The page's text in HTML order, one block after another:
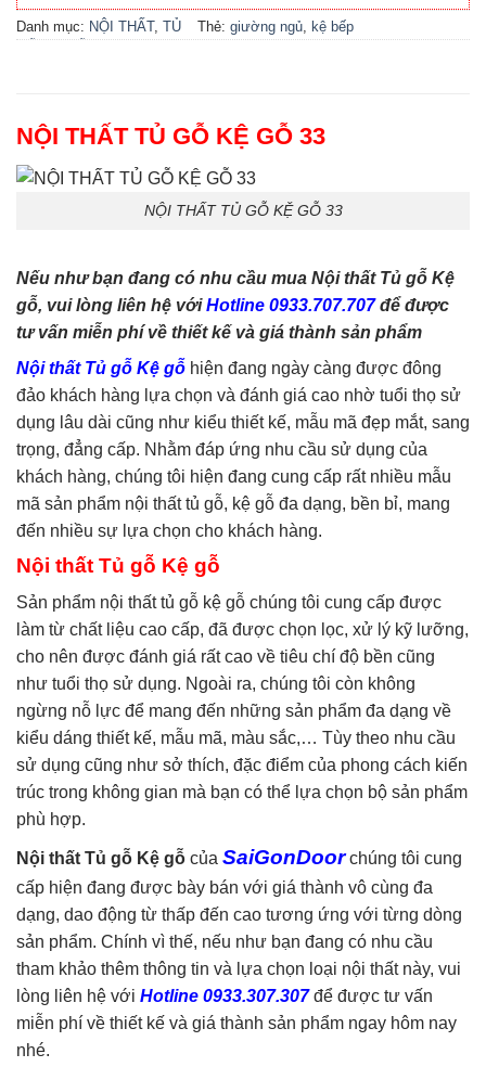
Danh mục: NỘI THẤT, TỦ
Thẻ:giường ngủ, kệ bếp
bếp,tủ bếp đẹp ,tủ gỗ
tivi
NỘI THẤT TỦ GỖ KỆ GỖ 33
NỘI THẤT TỦ GỖ KỆ GỖ 33
Nếu như bạn đang có nhu cầu mua Nội thất Tủ gỗ Kệ
gỗ, vui lòng liên hệ vớiHotline 0933.707.707để được
tư vấn miễn phí về thiết kế và giá thành sản phẩm
Nội thất Tủ gỗ Kệ gỗ hiện đang ngày càng được đông
đảo khách hàng lựa chọn và đánh giá cao nhờ tuổi thọ sử
dụng lâu dài cũng như kiểu thiết kế, mẫu mã đẹp mắt, sang
trọng, đẳng cấp. Nhằm đáp ứng nhu cầu sử dụng của
khách hàng, chúng tôi hiện đang cung cấp rất nhiều mẫu
mã sản phẩm nội thất tủ gỗ, kệ gỗ đa dạng, bền bỉ, mang
đến nhiều sự lựa chọn cho khách hàng.
Nội thất Tủ gỗ Kệ gỗ
Sản phẩm nội thất tủ gỗ kệ gỗ chúng tôi cung cấp được
làm từ chất liệu cao cấp, đã được chọn lọc, xử lý kỹ lưỡng,
cho nên được đánh giá rất cao về tiêu chí độ bền cũng
như tuổi thọ sử dụng. Ngoài ra, chúng tôi còn không
ngừng nỗ lực để mang đến những sản phẩm đa dạng về
kiểu dáng thiết kế, mẫu mã, màu sắc,… Tùy theo nhu cầu
sử dụng cũng như sở thích, đặc điểm của phong cách kiến
trúc trong không gian mà bạn có thể lựa chọn bộ sản phẩm
phù hợp.
Nội thất Tủ gỗ Kệ gỗ của SaiGonDoorchúng tôi cung
cấp hiện đang được bày bán với giá thành vô cùng đa
dạng, dao động từ thấp đến cao tương ứng với từng dòng
sản phẩm. Chính vì thế, nếu như bạn đang có nhu cầu
tham khảo thêm thông tin và lựa chọn loại nội thất này, vui
lòng liên hệ với Hotline 0933.307.307để được tư vấn
miễn phí về thiết kế và giá thành sản phẩm ngay hôm nay
nhé.